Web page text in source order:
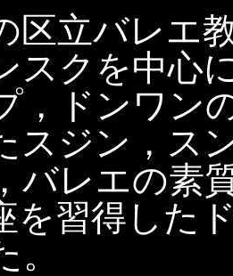
区立バレエ
スクを中心
，ドンワン
スジン，ス
バレエの素
を習得した